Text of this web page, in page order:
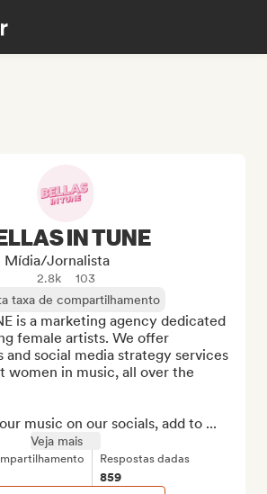
IN TUNE
Mídia/Jornalista
2.8k
103
taxa de compartilhamento
is a marketing agency dedicated
female artists. We offer
and social media strategy services
women in music, all over the
music on our socials, add to ...
Veja mais
Respostas dadas
859